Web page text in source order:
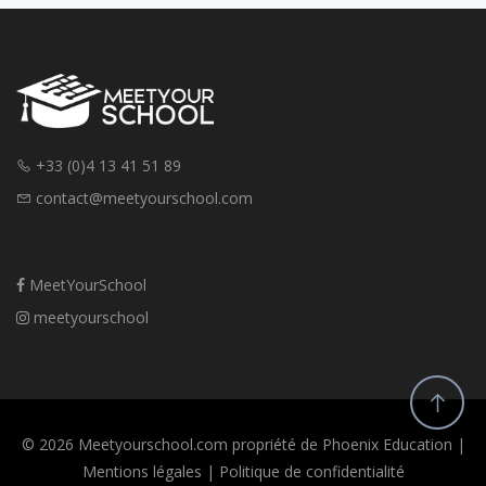
Anticiper les premières étapes de Parcoursup Objectif du webinaire
Vous donner une méthode simple et efficace pour structurer votre
réflexion, gagner en clarté et avancer sereinement dans vos choix
d’orientation, sans vous disperser.
+33 (0)4 13 41 51 89
contact@meetyourschool.com
MeetYourSchool
meetyourschool
© 2026 Meetyourschool.com propriété de Phoenix Education |
Mentions légales | Politique de confidentialité